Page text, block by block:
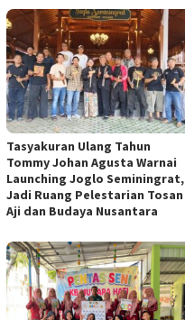
Tasyakuran Ulang Tahun
Tommy Johan Agusta Warnai
Launching Joglo Seminingrat,
Jadi Ruang Pelestarian Tosan
Aji dan Budaya Nusantara